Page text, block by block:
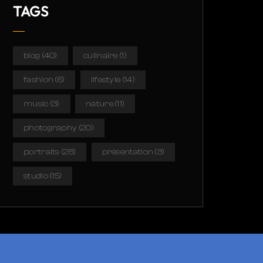
TAGS
blog (40) culinaire (1)
fashion (6) lifestyle (14)
music (3) nature(11)
photography (20)
portraits (28) présentation (3)
studio(15)